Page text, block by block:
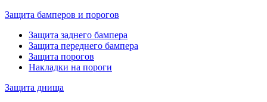
Защита бамперов и порогов
Защита заднего бампера
Защита переднего бампера
Защита порогов
Накладки на пороги
Защита днища